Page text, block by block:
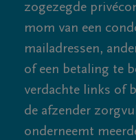
zogezegde
mom van een
mailadressen,
of een betaling te
verdachte links of
de afzender
onderneemt